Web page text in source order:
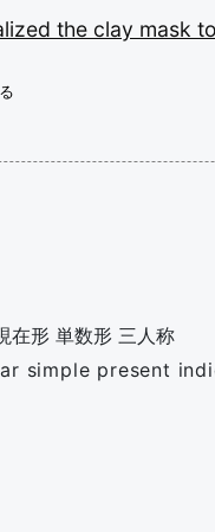
the clay mask to
在形 単数形 三人称
simple present